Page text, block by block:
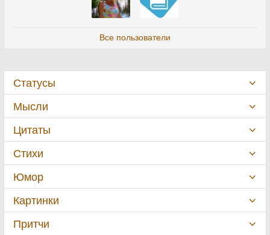
Все пользователи
Статусы
Мысли
Цитаты
Стихи
Юмор
Картинки
Притчи